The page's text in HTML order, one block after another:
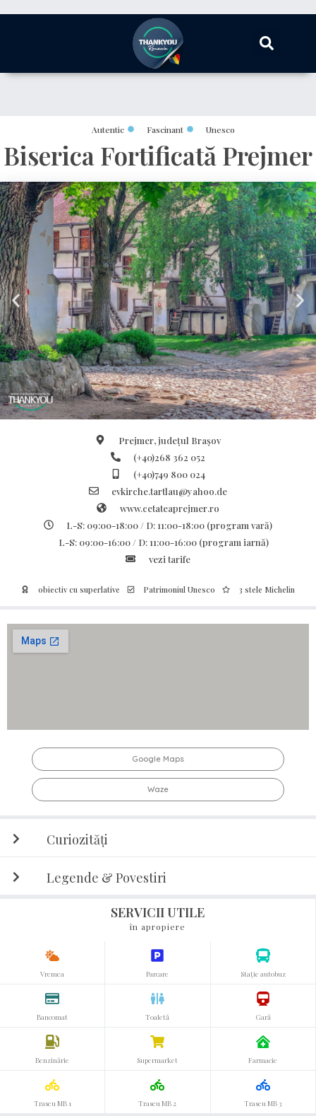
Autentic Fascinant Unesco
Biserica Fortificată Prejmer
Prejmer, județul Brașov
(+40)268 362 052
(+40)749 800 024
evkirche.tartlau@yahoo.de
www.cetateaprejmer.ro
L-S: 09:00-18:00 / D: 11:00-18:00 (program vară)
L-S: 09:00-16:00 / D: 11:00-16:00 (program iarnă)
vezi tarife
obiectiv cu superlative Patrimoniul Unesco 3 stele Michelin
Google Maps
Waze
Curiozități
Legende & Povestiri
SERVICII UTILE
în apropiere
Vremea
Bancomat
Parcare
Toaletă
Stație autobuz
Gară
Benzinărie
Traseu MB 1
Supermarket
Traseu MB 2
Farmacie
Traseu MB 3